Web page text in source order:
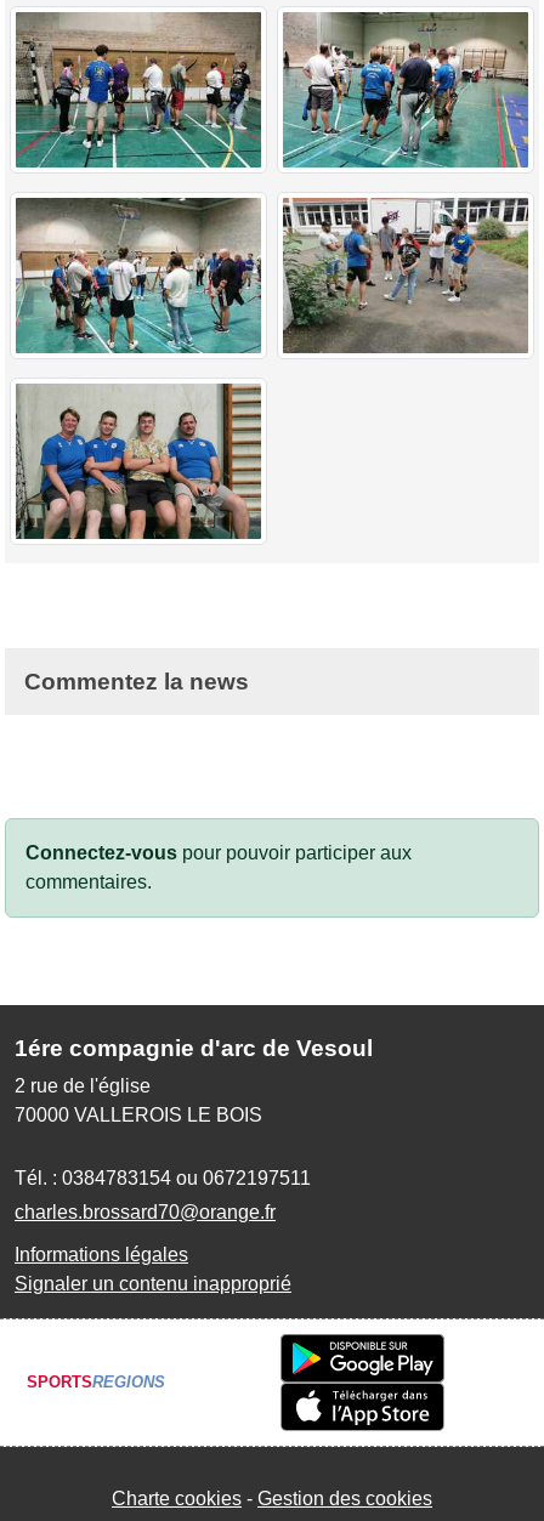
Commentez la news
Connectez-vous pour pouvoir participer aux
commentaires.
1ére compagnie d'arc de Vesoul
2 rue de l'église
70000 VALLEROIS LE BOIS
Tél. : 0384783154 ou 0672197511
charles.brossard70@orange.fr
Informations légales
Signaler un contenu inapproprié
SPORTSREGIONS
Charte cookies Gestion des cookies